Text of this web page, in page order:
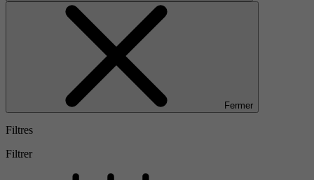
Fermer
Filtres
Filtrer